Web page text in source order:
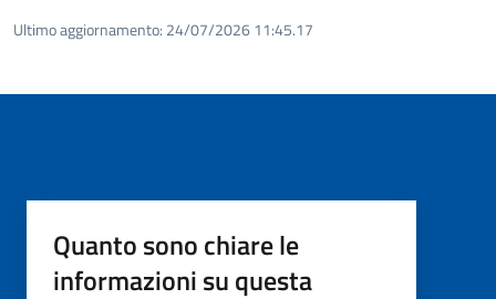
Ultimo aggiornamento: 24/07/2026 11:45.17
Quanto sono chiare le
informazioni su questa